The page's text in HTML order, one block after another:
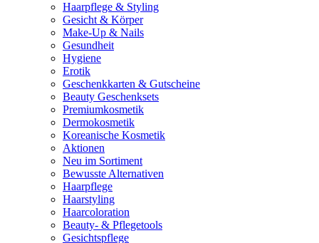
Haarpflege & Styling
Gesicht & Körper
Make-Up & Nails
Gesundheit
Hygiene
Erotik
Geschenkkarten & Gutscheine
Beauty Geschenksets
Premiumkosmetik
Dermokosmetik
Koreanische Kosmetik
Aktionen
Neu im Sortiment
Bewusste Alternativen
Haarpflege
Haarstyling
Haarcoloration
Beauty- & Pflegetools
Gesichtspflege